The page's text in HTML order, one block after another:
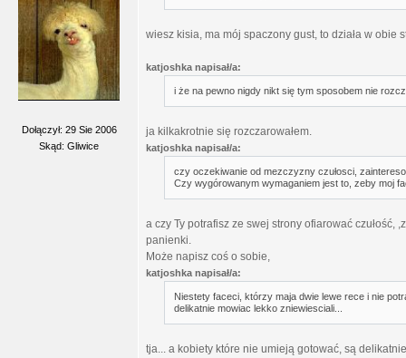
Dołączył: 29 Sie 2006
Skąd: Gliwice
wiesz kisia, ma mój spaczony gust, to działa w obie
katjoshka napisał/a:
i że na pewno nigdy nikt się tym sposobem nie
ja kilkakrotnie się rozczarowałem.
katjoshka napisał/a:
czy oczekiwanie od mezczyzny czułosci,
Czy wygórowanym wymaganiem jest to, zeby moj
a czy Ty potrafisz ze swej strony ofiarować
panienki.
Może napisz coś o sobie,
katjoshka napisał/a:
Niestety faceci, którzy maja dwie lewe rece i nie
delikatnie mowiac lekko zniewiesciali...
tja... a kobiety które nie umieją gotować, są